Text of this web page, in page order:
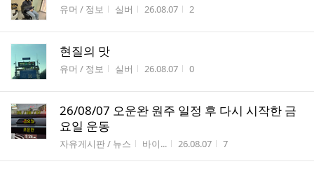
게시판명
유머 / 정보 작성자
실버 작성시간
26.08.07 조회수
2
현질의 맛
게시판명
유머 / 정보 작성자
실버 작성시간
26.08.07 조회수
0
26/08/07 오운완 원주 일정 후 다시 시작한 금
요일 운동
게시판명
자유게시판 / 뉴스 작성자
바이... 작성시간
26.08.07 조회수
7